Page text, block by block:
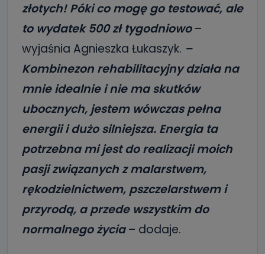
złotych! Póki co mogę go testować, ale
to wydatek 500 zł tygodniowo–
wyjaśnia Agnieszka Łukaszyk. –
Kombinezon rehabilitacyjny działa na
mnie idealnie i nie ma skutków
ubocznych, jestem wówczas pełna
energii i dużo silniejsza. Energia ta
potrzebna mi jest do realizacji moich
pasji związanych z malarstwem,
rękodzielnictwem, pszczelarstwem i
przyrodą, a przede wszystkim do
normalnego życia– dodaje.